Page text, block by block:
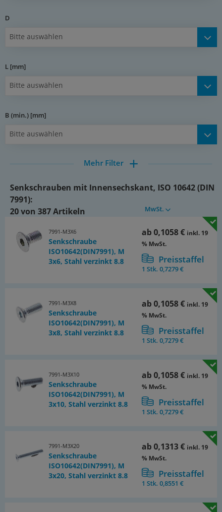
D
Bitte auswählen
L [mm]
Bitte auswählen
B (min.) [mm]
Bitte auswählen
Mehr Filter
Senkschrauben mit Innensechskant, ISO 10642 (DIN
7991):
20 von 387 Artikeln
MwSt.
7991-M3X6
Senkschraube
ISO10642(DIN7991), M
3x6, Stahl verzinkt 8.8
ab0,1058 € inkl. 19
% MwSt.
Preisstaffel
1 Stk.0,7279 €
7991-M3X8
Senkschraube
ISO10642(DIN7991), M
3x8, Stahl verzinkt 8.8
ab0,1058 € inkl. 19
% MwSt.
Preisstaffel
1 Stk.0,7279 €
7991-M3X10
Senkschraube
ISO10642(DIN7991), M
3x10, Stahl verzinkt 8.8
ab0,1058 € inkl. 19
% MwSt.
Preisstaffel
1 Stk.0,7279 €
7991-M3X20
Senkschraube
ISO10642(DIN7991), M
3x20, Stahl verzinkt 8.8
ab0,1313 € inkl. 19
% MwSt.
Preisstaffel
1 Stk.0,8551 €